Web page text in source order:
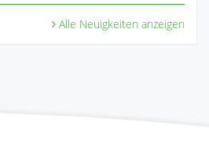
Alle Neuigkeiten anzeigen